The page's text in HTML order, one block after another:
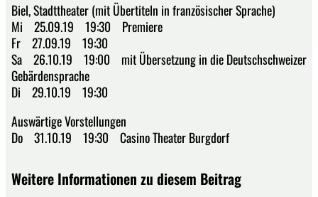
Biel, Stadttheater (mit Übertiteln in französischer Sprache)
Mi 25.09.19 19:30 Premiere
Fr 27.09.19 19:30
Sa 26.10.19 19:00 mit Übersetzung in die Deutschschweizer
Gebärdensprache
Di 29.10.19 19:30
Auswärtige Vorstellungen
Do 31.10.19 19:30 Casino Theater Burgdorf
Weitere Informationen zu diesem Beitrag